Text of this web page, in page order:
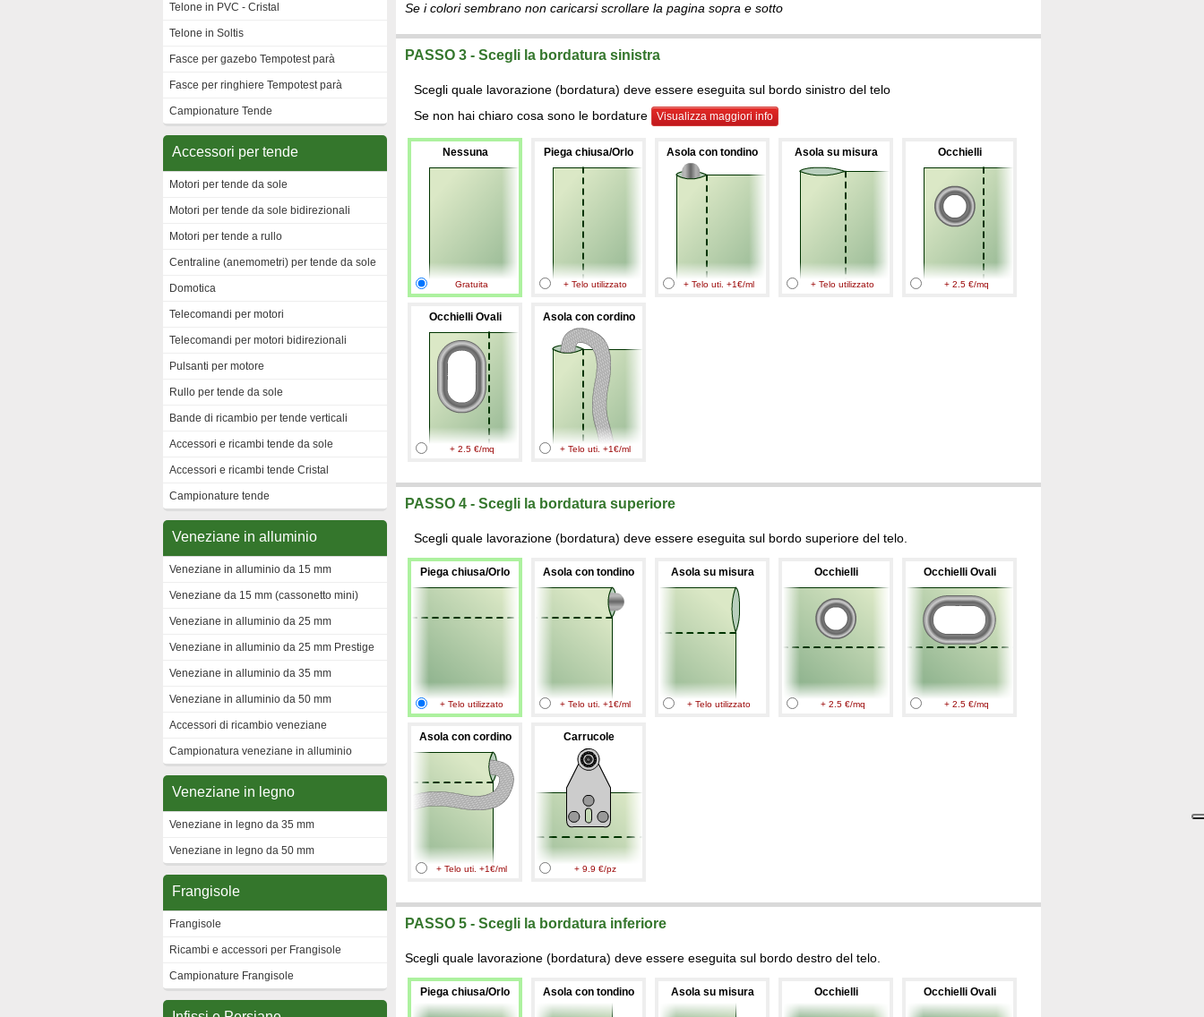
Telone in PVC - Cristal
Telone in Soltis
Fasce per gazebo Tempotest parà
Fasce per ringhiere Tempotest parà
Campionature Tende
Accessori per tende
Motori per tende da sole
Motori per tende da sole bidirezionali
Motori per tende a rullo
Centraline (anemometri) per tende da sole
Domotica
Telecomandi per motori
Telecomandi per motori bidirezionali
Pulsanti per motore
Rullo per tende da sole
Bande di ricambio per tende verticali
Accessori e ricambi tende da sole
Accessori e ricambi tende Cristal
Campionature tende
Veneziane in alluminio
Veneziane in alluminio da 15 mm
Veneziane da 15 mm (cassonetto mini)
Veneziane in alluminio da 25 mm
Veneziane in alluminio da 25 mm Prestige
Veneziane in alluminio da 35 mm
Veneziane in alluminio da 50 mm
Accessori di ricambio veneziane
Campionatura veneziane in alluminio
Veneziane in legno
Veneziane in legno da 35 mm
Veneziane in legno da 50 mm
Frangisole
Frangisole
Ricambi e accessori per Frangisole
Campionature Frangisole
Se i colori sembrano non caricarsi scrollare la pagina sopra e sotto
PASSO 3 - Scegli la bordatura sinistra
Scegli quale lavorazione (bordatura) deve essere eseguita sul bordo sinistro del telo
Se non hai chiaro cosa sono le bordature
Visualizza maggiori info
Nessuna
Gratuita
Piega chiusa/Orlo
+ Telo utilizzato
Asola con tondino
+ Telo uti. +1€/ml
Asola su misura
+ Telo utilizzato
Occhielli
+ 2.5 €/mq
Occhielli Ovali
+ 2.5 €/mq
Asola con cordino
+ Telo uti. +1€/ml
PASSO 4 - Scegli la bordatura superiore
Scegli quale lavorazione (bordatura) deve essere eseguita sul bordo superiore del telo.
Piega chiusa/Orlo
+ Telo utilizzato
Asola con tondino
+ Telo uti. +1€/ml
Asola su misura
+ Telo utilizzato
Occhielli
+ 2.5 €/mq
Occhielli Ovali
+ 2.5 €/mq
Asola con cordino
+ Telo uti. +1€/ml
Carrucole
+ 9.9 €/pz
PASSO 5 - Scegli la bordatura inferiore
Scegli quale lavorazione (bordatura) deve essere eseguita sul bordo destro del telo.
Piega chiusa/Orlo Asola con tondino Asola su misura Occhielli Occhielli Ovali